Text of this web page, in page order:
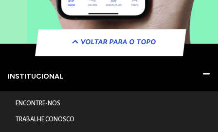
VOLTAR PARA O TOPO
INSTITUCIONAL
ENCONTRE-NOS
TRABALHE CONOSCO